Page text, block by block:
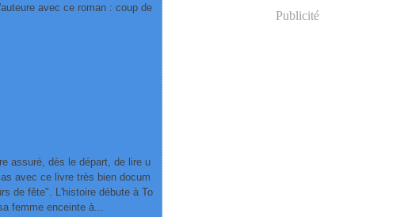
avec ce roman : coup de
assuré, dès le départ, de lire u
avec ce livre très bien docum
de fête". L'histoire débute à To
femme enceinte à...
Publicité